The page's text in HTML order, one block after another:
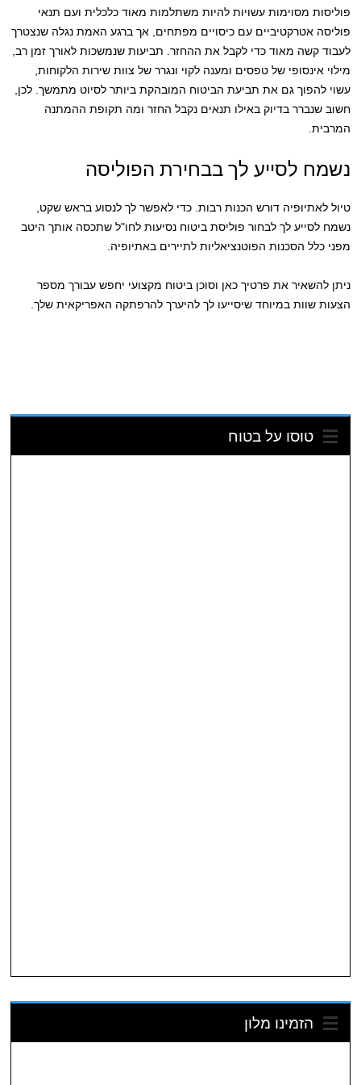
פוליסות מסוימות עשויות להיות משתלמות מאוד כלכלית ועם תנאי
פוליסה אטרקטיביים עם כיסויים מפתחים, אך ברגע האמת נגלה שנצטרך
לעבוד קשה מאוד כדי לקבל את ההחזר. תביעות שנמשכות לאורך זמן רב,
מילוי אינסופי של טפסים ומענה לקוי ונגרר של צוות שירות הלקוחות,
עשוי להפוך גם את תביעת הביטוח המובהקת ביותר לסיוט מתמשך. לכן,
חשוב שנברר בדיוק באילו תנאים נקבל החזר ומה תקופת ההמתנה
המרבית.
נשמח לסייע לך בבחירת הפוליסה
טיול לאתיופיה דורש הכנות רבות. כדי לאפשר לך לנסוע בראש שקט,
נשמח לסייע לך לבחור פוליסת ביטוח נסיעות לחו"ל שתכסה אותך היטב
מפני כלל הסכנות הפוטנציאליות לתיירים באתיופיה.
ניתן להשאיר את פרטיך כאן וסוכן ביטוח מקצועי יחפש עבורך מספר
הצעות שוות במיוחד שיסייעו לך להיערך להרפתקה האפריקאית שלך.
טוסו על בטוח
הזמינו מלון